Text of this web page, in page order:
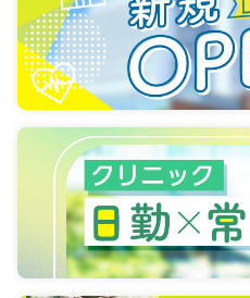
時間 8:30～17:30
（休憩60分
年間休日120日
4週8休以上
ブランク可
第二新卒可 月
気になる